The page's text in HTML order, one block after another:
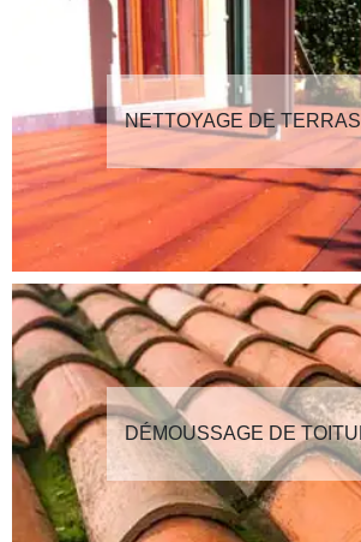
NETTOYAGE DE
DÉMOUSSAGE DE